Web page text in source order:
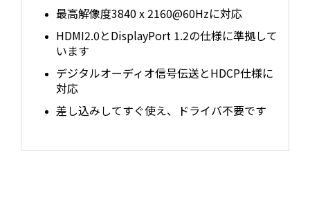
最高解像度3840 x 2160@60Hzに対応
HDMI2.0とDisplayPort 1.2の仕様に準拠して
います
デジタルオーディオ信号伝送とHDCP仕様に
対応
差し込みしてすぐ使え、ドライバ不要です